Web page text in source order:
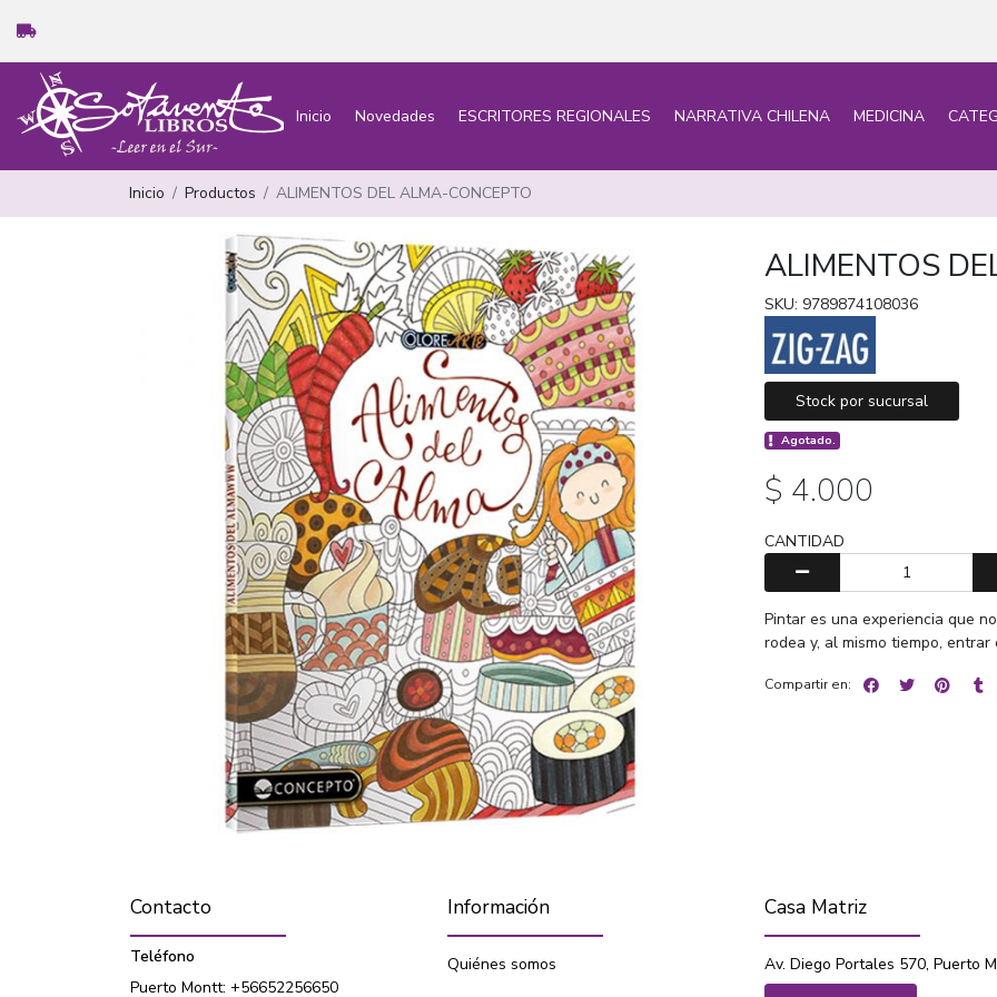
Inicio Novedades ESCRITORES REGIONALES NARRATIVA CHILENA MEDICINA
Inicio Productos ALIMENTOS DEL ALMA-CONCEPTO
ALIMENTOS
SKU: 9789874108036
Stock por sucursal
Agotado.
$ 4.000
CANTIDAD
Pintar es una experiencia que
rodea y, al mismo tiempo,
Compartir en:
Contacto
Teléfono
Puerto Montt: +56652256650
Información
Quiénes somos
Casa Matriz
Av. Diego Portales 570, Puerto